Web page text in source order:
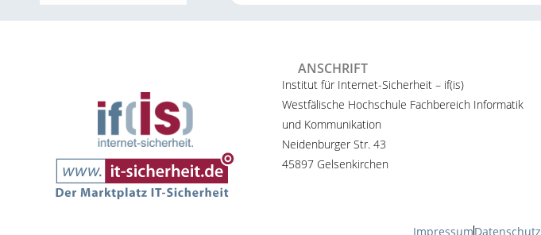
ANSCHRIFT
Institut für Internet-Sicherheit – if(is)
Westfälische Hochschule Fachbereich Informatik
und Kommunikation
Neidenburger Str. 43
45897 Gelsenkirchen
ImpressumDatenschutz